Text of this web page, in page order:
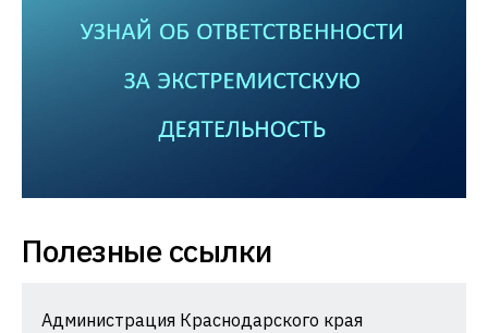
Полезные ссылки
Администрация Краснодарского края